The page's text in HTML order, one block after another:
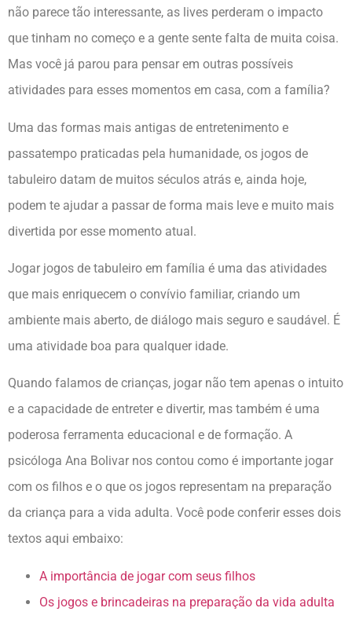
não parece tão interessante, as lives perderam o impacto
que tinham no começo e a gente sente falta de muita coisa.
Mas você já parou para pensar em outras possíveis
atividades para esses momentos em casa, com a família?
Uma das formas mais antigas de entretenimento e
passatempo praticadas pela humanidade, os jogos de
tabuleiro datam de muitos séculos atrás e, ainda hoje,
podem te ajudar a passar de forma mais leve e muito mais
divertida por esse momento atual.
Jogar jogos de tabuleiro em família é uma das atividades
que mais enriquecem o convívio familiar, criando um
ambiente mais aberto, de diálogo mais seguro e saudável. É
uma atividade boa para qualquer idade.
Quando falamos de crianças, jogar não tem apenas o intuito
e a capacidade de entreter e divertir, mas também é uma
poderosa ferramenta educacional e de formação. A
psicóloga Ana Bolivar nos contou como é importante jogar
com os filhos e o que os jogos representam na preparação
da criança para a vida adulta. Você pode conferir esses dois
textos aqui embaixo:
A importância de jogar com seus filhos
Os jogos e brincadeiras na preparação da vida adulta